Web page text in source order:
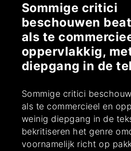
Sommige critici
beschouwen
als te
oppervlakkig,
diepgang in de
Sommige critici
als te commercieel en
weinig diepgang in de
bekritiseren het genre
voornamelijk richt op